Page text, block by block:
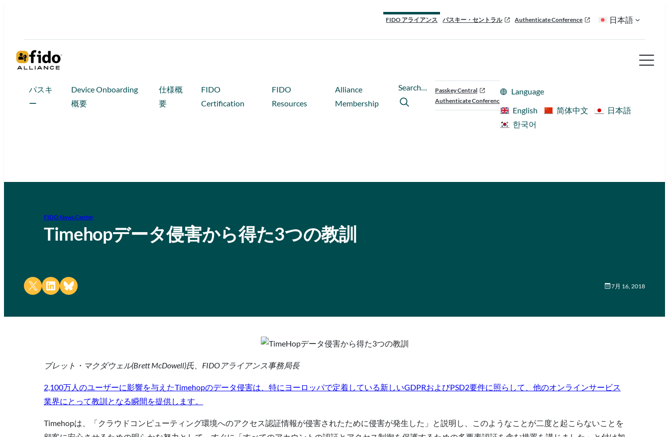
FIDO アライアンス パスキー・セントラル Authenticate Conference 日本語
パスキ
ー
Device Onboarding
概要
仕様概
要
FIDO
Certification
FIDO
Resources
Alliance
Membership
Search…
Passkey Central
Authenticate Conference
Language
English
简体中文
日本語
한국어
FIDO News Center
Timehopデータ侵害から得た3つの教訓
Share on X Share on LinkedIn
Share on Bluesky 7月 16, 2018
ブレット・マクダウェル(Brett McDowell)氏、FIDOアライアンス事務局長
2,100万人のユーザーに影響を与えたTimehopのデータ侵害は、特にヨーロッパで定着している新しいGDPRおよびPSD2要件に照らして、他のオンラインサービス
業界にとって教訓となる瞬間を提供します。
Timehopは、「クラウドコンピューティング環境へのアクセス認証情報が侵害されたために侵害が発生した」と説明し、このようなことが二度と起こらないことを